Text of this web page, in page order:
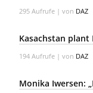
295 Aufrufe | von DAZ
Kasachstan plant
194 Aufrufe | von DAZ
Monika Iwersen: